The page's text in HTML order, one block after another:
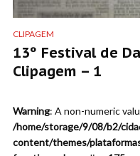
CLIPAGEM
13º Festival de
Clipagem – 1
Warning: A non-numeric
/home/storage/9/08/b2/
content/themes/